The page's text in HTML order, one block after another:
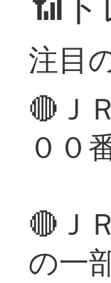
注目
🔴Ｊ
００
🔴Ｊ
の一